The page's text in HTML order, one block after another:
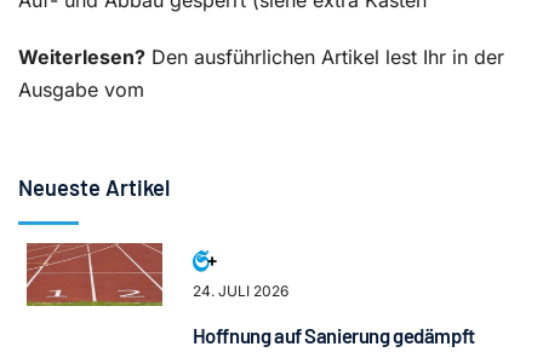
Weiterlesen? Den ausführlichen Artikel lest Ihr in der
Ausgabe vom
Neueste Artikel
24. JULI 2026
Hoffnung auf Sanierung gedämpft